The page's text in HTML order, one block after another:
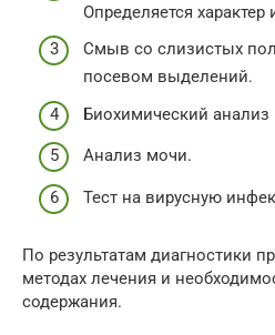
Определяется
Смыв со слизистых
посевом выделений.
Биохимический анализ
Анализ мочи.
Тест на вирусную
По результатам диагностики
методах лечения и
содержания.